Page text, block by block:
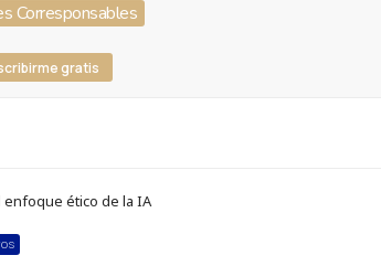
Corresponsables
gratis
ético de la IA